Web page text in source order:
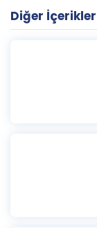
Diğer İçerikler